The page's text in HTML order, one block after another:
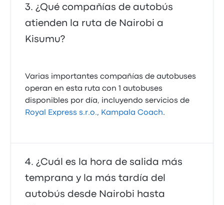
¿Qué compañías de autobús
atienden la ruta de Nairobi a
Kisumu?
Varias importantes compañías de autobuses
operan en esta ruta con 1 autobuses
disponibles por día, incluyendo servicios de
Royal Express s.r.o., Kampala Coach.
¿Cuál es la hora de salida más
temprana y la más tardía del
autobús desde Nairobi hasta